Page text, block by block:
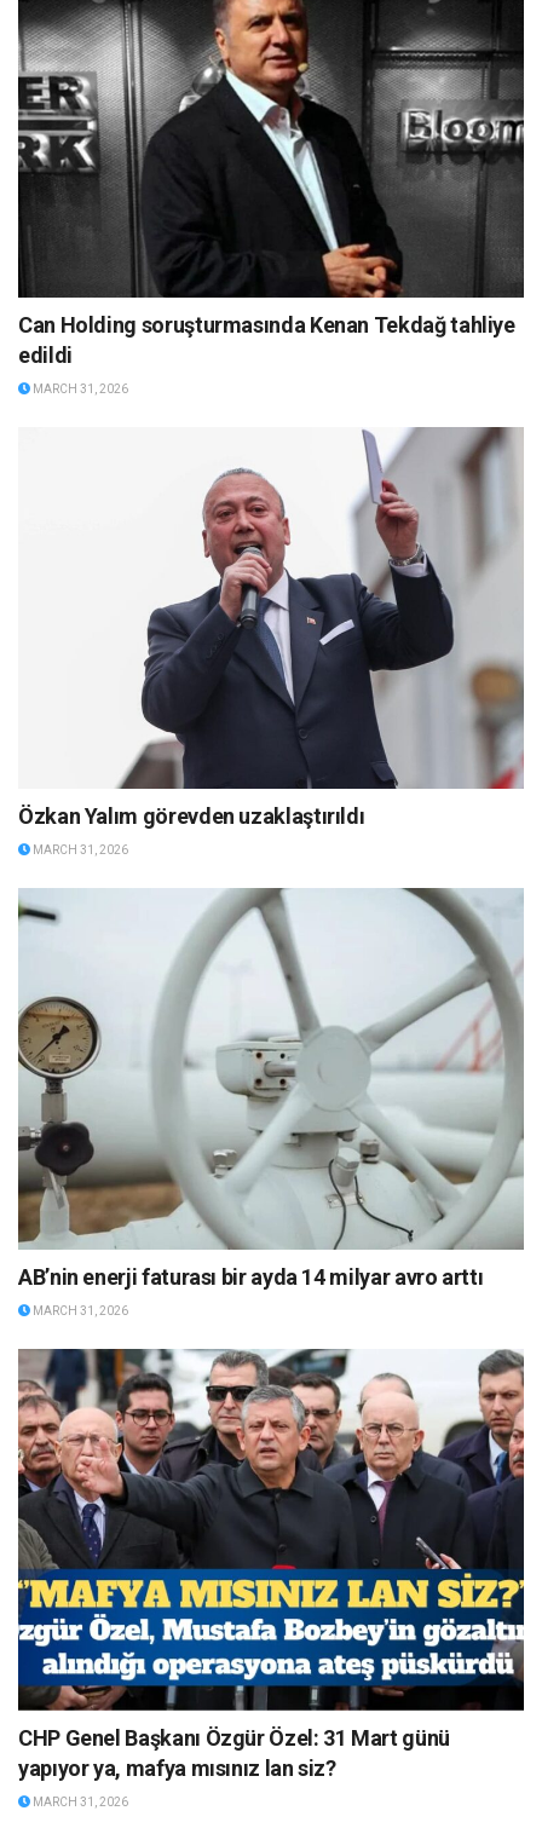
Can Holding soruşturmasında Kenan Tekdağ tahliye
edildi
MARCH 31, 2026
Özkan Yalım görevden uzaklaştırıldı
MARCH 31, 2026
AB’nin enerji faturası bir ayda 14 milyar avro arttı
MARCH 31, 2026
CHP Genel Başkanı Özgür Özel: 31 Mart günü
yapıyor ya, mafya mısınız lan siz?
MARCH 31, 2026